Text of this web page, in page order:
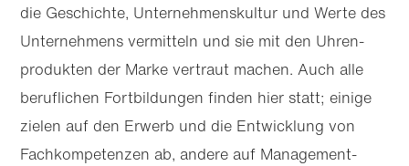
die Geschichte, Unternehmens­kultur und Werte des
Unternehmens vermitteln und sie mit den Uhren­
produkten der Marke vertraut machen. Auch alle
beruflichen Fortbildungen finden hier statt; einige
zielen auf den Erwerb und die Entwicklung von
Fach­kompetenzen ab, andere auf Management­